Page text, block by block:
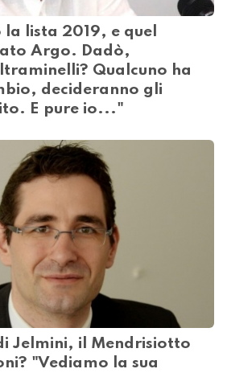
la lista 2019, e quel
Argo. Dadò,
Qualcuno ha
decideranno gli
E pure io..."
Jelmini, il Mendrisiotto
"Vediamo la sua